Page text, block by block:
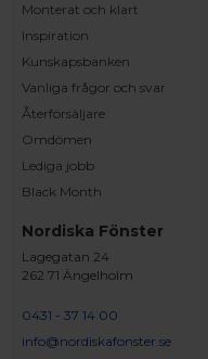
Monterat och klart
Inspiration
Kunskapsbanken
Vanliga frågor och svar
Återförsäljare
Omdömen
Lediga jobb
Black Month
Nordiska Fönster
Lagegatan 24
262 71 Ängelholm
0431 - 37 14 00
info@nordiskafonster.se